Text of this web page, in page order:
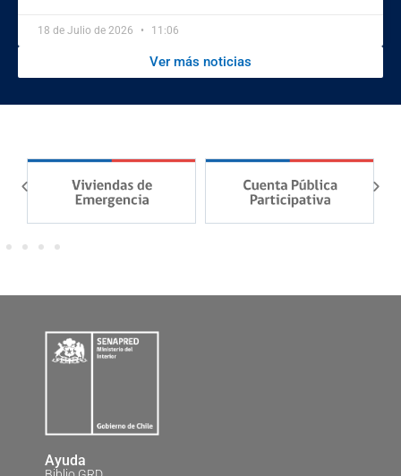
18 de Julio de 2026 11:06
Ver más noticias
Ayuda